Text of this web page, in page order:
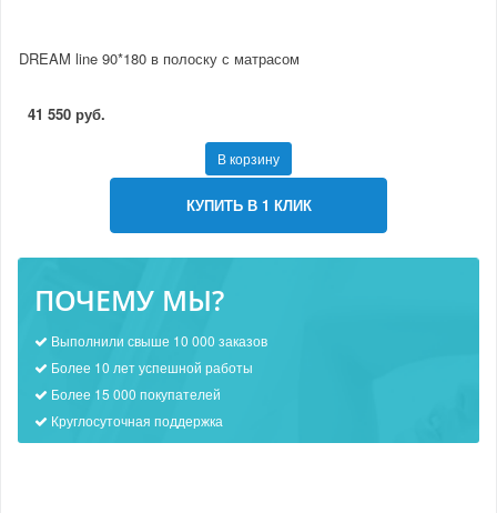
DREAM line 90*180 в полоску с матрасом
41 550 руб.
В корзину
КУПИТЬ В 1 КЛИК
ПОЧЕМУ МЫ?
Выполнили свыше 10 000 заказов
Более 10 лет успешной работы
Более 15 000 покупателей
Круглосуточная поддержка